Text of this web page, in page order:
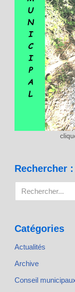
Rechercher :
Catégories
Actualités
Archive
Conseil